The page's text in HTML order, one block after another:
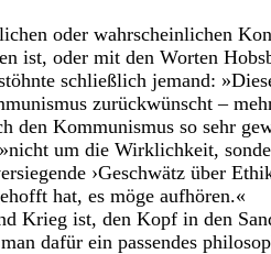
oder wahrscheinlichen
ist, oder mit den Worten
schließlich jemand:
zurückwünscht –
den Kommunismus so sehr
um die Wirklichkeit,
›Geschwätz über
hat, es möge aufhören.«
Krieg ist, den Kopf in den
dafür ein passendes